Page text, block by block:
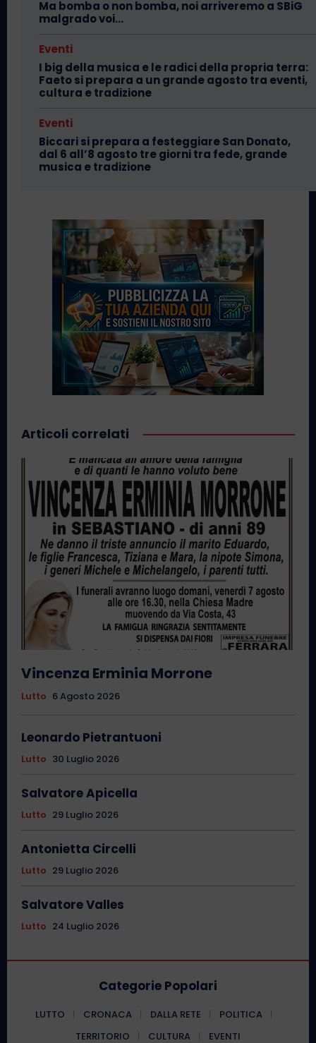
Ma bomba o non bomba, noi arriveremo a SBiG
malgrado voi…
Eventi
I big della musica e le radici della propria terra:
Faeto si prepara a un grande agosto tra eventi,
cultura e tradizione
Eventi
Biccari si prepara a festeggiare San Donato,
dal 6 all’8 agosto tre giorni tra fede, grande
musica e tradizione
Articoli correlati
Vincenza Erminia Morrone
Lutto 6 Agosto 2026
Leonardo Pietrantuoni
Lutto 30 Luglio 2026
Salvatore Apicella
Lutto 29 Luglio 2026
Antonietta Circelli
Lutto 29 Luglio 2026
Salvatore Valles
Lutto 24 Luglio 2026
Categorie Popolari
LUTTO CRONACA DALLA RETE
POLITICA
TERRITORIO
CULTURA EVENTI